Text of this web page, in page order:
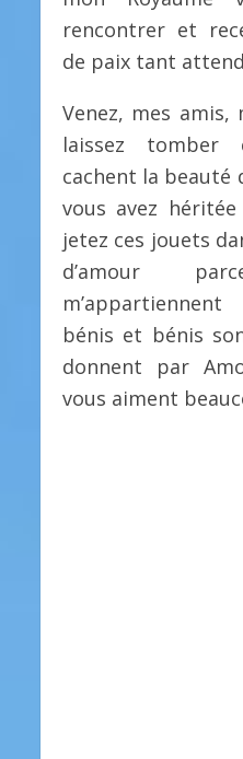
rencontrer et
de paix tant
Venez, mes amis,
laissez tomber
cachent la beauté
vous avez
jetez ces jouets
d’amour
bénis et bénis
donnent par
vous aiment